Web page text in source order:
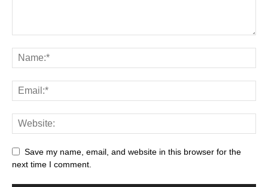
Save my name, email, and website in this browser for the
next time I comment.